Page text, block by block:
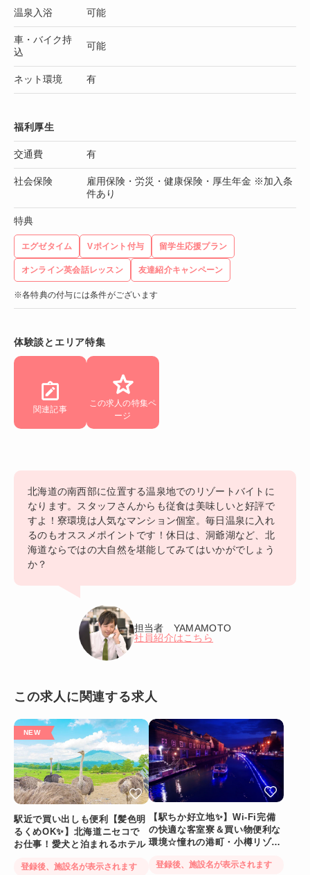
温泉入浴 可能
車・バイク持
込
可能
ネット環境 有
福利厚生
交通費 有
社会保険
雇用保険・労災・健康保険・厚生年金 ※加入条
件あり
特典
エグゼタイム Vポイント付与 留学生応援プラン
オンライン英会話レッスン 友達紹介キャンペーン
※各特典の付与には条件がございます
体験談とエリア特集
関連記事
この求人の特集ペ
ージ
北海道の南西部に位置する温泉地でのリゾートバイトに
なります。スタッフさんからも従食は美味しいと好評で
すよ！寮環境は人気なマンション個室。毎日温泉に入れ
るのもオススメポイントです！休日は、洞爺湖など、北
海道ならではの大自然を堪能してみてはいかがでしょう
か？
担当者 YAMAMOTO
社員紹介はこちら
この求人に関連する求人
駅近で買い出しも便利【髪色明
るくめOK✨】北海道ニセコで
お仕事！愛犬と泊まれるホテル
登録後、施設名が表示されます
【駅ちか好立地✨】Wi-Fi完備
の快適な客室寮＆買い物便利な
環境☆憧れの港町・小樽リゾー
登録後、施設名が表示されます